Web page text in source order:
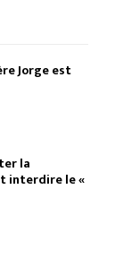
Jorge est
la
interdire le «